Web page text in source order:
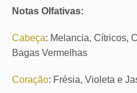
Notas Olfativas:
Cabeça: Melancia, Cítricos,
Bagas Vermelhas
Coração: Frésia, Violeta e